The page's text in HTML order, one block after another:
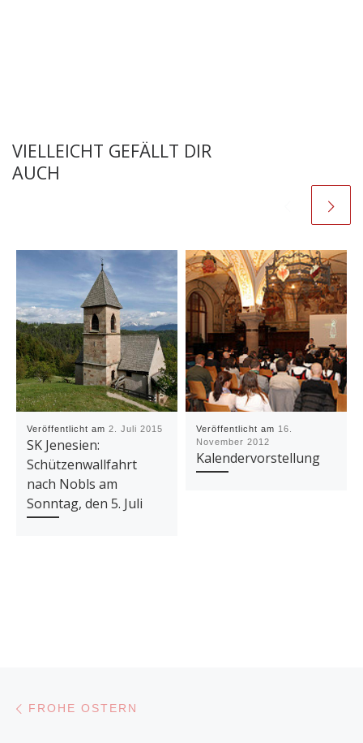
VIELLEICHT GEFÄLLT DIR
AUCH
Veröffentlicht am 2. Juli 2015
SK Jenesien:
Schützenwallfahrt
nach Nobls am
Sonntag, den 5. Juli
Veröffentlicht am 16.
November 2012
Kalendervorstellung
FROHE OSTERN